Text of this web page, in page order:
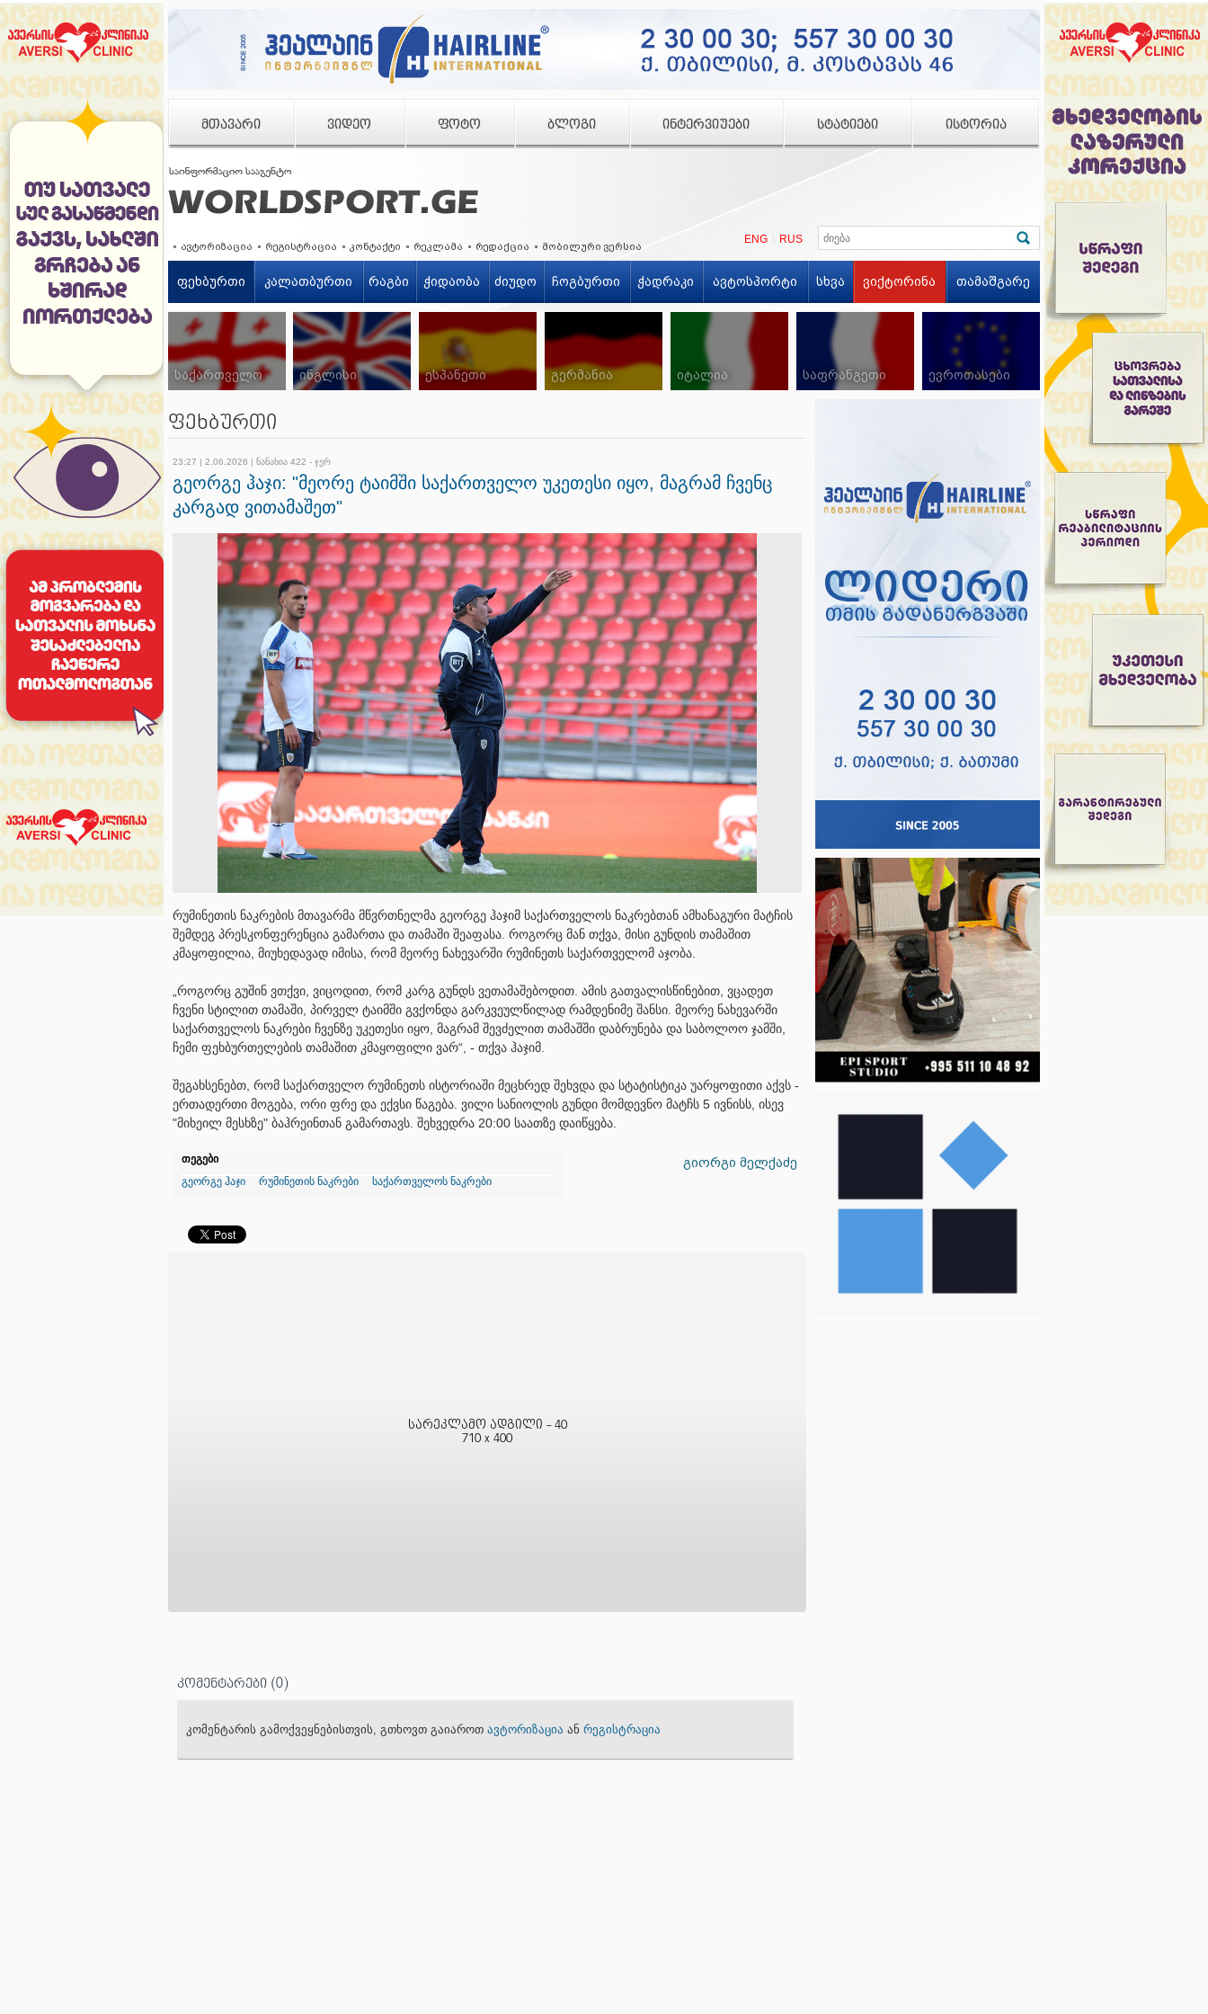
ᲛᲗᲐᲕᲐᲠᲘ ᲕᲘᲓᲔᲝ ᲤᲝᲢᲝ ᲑᲚᲝᲒᲘ ᲘᲜᲢᲔᲠᲕᲘᲣᲔᲑᲘ ᲡᲢᲐᲢᲘᲔᲑᲘ ᲘᲡᲢᲝᲠᲘᲐ
ENG RUS
ავტორიზაცია რეგისტრაცია კონტაქტი რეკლამა რედაქცია მობილური ვერსია
ფეხბურთი კალათბურთი რაგბი ჭიდაობა ძიუდო ჩოგბურთი ჭადრაკი ავტოსპორტი სხვა ვიქტორინა თამაშგარე
საქართველო ინგლისი ესპანეთი გერმანია იტალია საფრანგეთი ევროთასები
ფეხბურთი
23:27 | 2.06.2026 | ნანახია 422 - ჯერ
გეორგე ჰაჯი: "მეორე ტაიმში საქართველო უკეთესი იყო, მაგრამ ჩვენც
კარგად ვითამაშეთ"
რუმინეთის ნაკრების მთავარმა მწვრთნელმა გეორგე ჰაჯიმ საქართველოს ნაკრებთან ამხანაგური მატჩის
შემდეგ პრესკონფერენცია გამართა და თამაში შეაფასა. როგორც მან თქვა, მისი გუნდის თამაშით
კმაყოფილია, მიუხედავად იმისა, რომ მეორე ნახევარში რუმინეთს საქართველომ აჯობა.
„როგორც გუშინ ვთქვი, ვიცოდით, რომ კარგ გუნდს ვეთამაშებოდით. ამის გათვალისწინებით, ვცადეთ
ჩვენი სტილით თამაში, პირველ ტაიმში გვქონდა გარკვეულწილად რამდენიმე შანსი. მეორე ნახევარში
საქართველოს ნაკრები ჩვენზე უკეთესი იყო, მაგრამ შევძელით თამაშში დაბრუნება და საბოლოო ჯამში,
ჩემი ფეხბურთელების თამაშით კმაყოფილი ვარ“, - თქვა ჰაჯიმ.
შეგახსენებთ, რომ საქართველო რუმინეთს ისტორიაში მეცხრედ შეხვდა და სტატისტიკა უარყოფითი აქვს -
ერთადერთი მოგება, ორი ფრე და ექვსი წაგება. ვილი სანიოლის გუნდი მომდევნო მატჩს 5 ივნისს, ისევ
"მიხეილ მესხზე" ბაჰრეინთან გამართავს. შეხვედრა 20:00 საათზე დაიწყება.
გიორგი მელქაძე
თეგები
გეორგე ჰაჯი
რუმინეთის ნაკრები საქართველოს ნაკრები
სარეკლამო ადგილი - 40
710 x 400
კომენტარები (0)
კომენტარის გამოქვეყნებისთვის, გთხოვთ გაიაროთ ავტორიზაცია ან რეგისტრაცია